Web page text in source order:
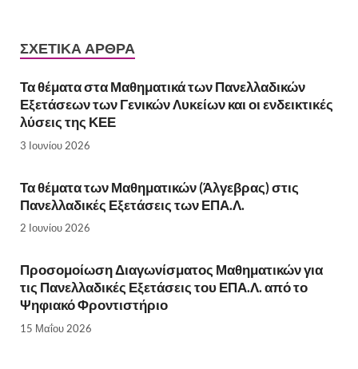
ΣΧΕΤΙΚΆ ΆΡΘΡΑ
Τα θέματα στα Μαθηματικά των Πανελλαδικών
Εξετάσεων των Γενικών Λυκείων και οι ενδεικτικές
λύσεις της ΚΕΕ
3 Ιουνίου 2026
Τα θέματα των Μαθηματικών (Άλγεβρας) στις
Πανελλαδικές Εξετάσεις των ΕΠΑ.Λ.
2 Ιουνίου 2026
Προσομοίωση Διαγωνίσματος Μαθηματικών για
τις Πανελλαδικές Εξετάσεις του ΕΠΑ.Λ. από το
Ψηφιακό Φροντιστήριο
15 Μαΐου 2026